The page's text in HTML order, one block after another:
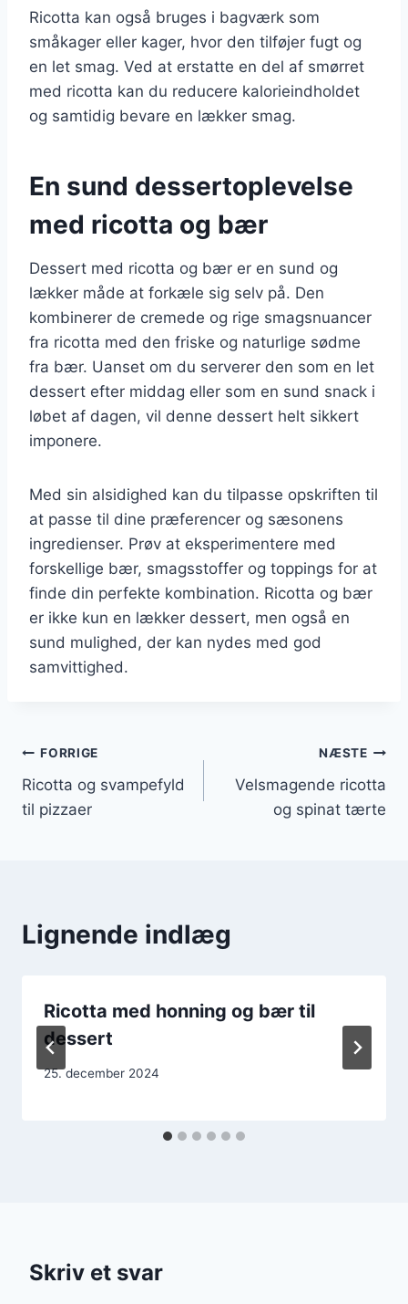
Ricotta kan også bruges i bagværk som
småkager eller kager, hvor den tilføjer fugt og
en let smag. Ved at erstatte en del af smørret
med ricotta kan du reducere kalorieindholdet
og samtidig bevare en lækker smag.
En sund dessertoplevelse
med ricotta og bær
Dessert med ricotta og bær er en sund og
lækker måde at forkæle sig selv på. Den
kombinerer de cremede og rige smagsnuancer
fra ricotta med den friske og naturlige sødme
fra bær. Uanset om du serverer den som en let
dessert efter middag eller som en sund snack i
løbet af dagen, vil denne dessert helt sikkert
imponere.
Med sin alsidighed kan du tilpasse opskriften til
at passe til dine præferencer og sæsonens
ingredienser. Prøv at eksperimentere med
forskellige bær, smagsstoffer og toppings for at
finde din perfekte kombination. Ricotta og bær
er ikke kun en lækker dessert, men også en
sund mulighed, der kan nydes med god
samvittighed.
Indlægsnavigation
FORRIGE
Ricotta og svampefyld
til pizzaer
NÆSTE
Velsmagende ricotta
og spinat tærte
Lignende indlæg
Ricotta med honning og bær til
dessert
25. december 2024
Skriv et svar